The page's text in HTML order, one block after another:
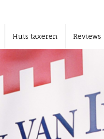
Huis taxeren Reviews